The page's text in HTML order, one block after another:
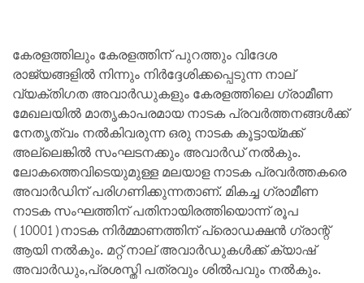
കേരളത്തിലും കേരളത്തിന് പുറത്തും വിദേശ
രാജ്യങ്ങളിൽ നിന്നും നിർദ്ദേശിക്കപ്പെടുന്ന നാല്
വ്യക്തിഗത അവാർഡുകളും കേരളത്തിലെ ഗ്രാമീണ
മേഖലയിൽ മാതൃകാപരമായ നാടക പ്രവർത്തനങ്ങൾക്ക്
നേതൃത്വം നൽകിവരുന്ന ഒരു നാടക കൂട്ടായ്മക്ക്
അല്ലെങ്കിൽ സംഘടനക്കും അവാർഡ് നൽകും.
ലോകത്തെവിടെയുമുള്ള മലയാള നാടക പ്രവർത്തകരെ
അവാർഡിന് പരിഗണിക്കുന്നതാണ്. മികച്ച ഗ്രാമീണ
നാടക സംഘത്തിന് പതിനായിരത്തിയൊന്ന് രൂപ
(10001)നാടക നിർമ്മാണത്തിന് പ്രൊഡക്ഷൻ ഗ്രാന്റ്
ആയി നൽകും. മറ്റ് നാല് അവാർഡുകൾക്ക് ക്യാഷ്
അവാർഡും,പ്രശസ്തി പത്രവും ശിൽപവും നൽകും.